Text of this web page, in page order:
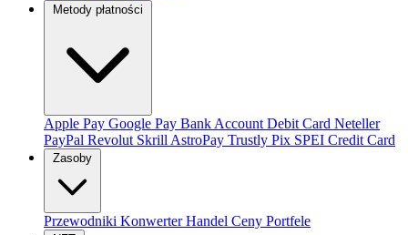
Metody płatności
Apple Pay Google Pay Bank Account Debit Card Neteller
PayPal Revolut Skrill AstroPay Trustly Pix SPEI Credit Card
Zasoby
Przewodniki KonwerterHandel Ceny Portfele